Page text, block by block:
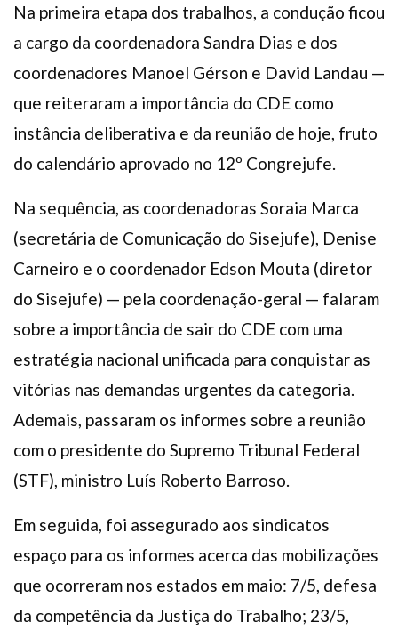
Na primeira etapa dos trabalhos, a condução ficou
a cargo da coordenadora Sandra Dias e dos
coordenadores Manoel Gérson e David Landau —
que reiteraram a importância do CDE como
instância deliberativa e da reunião de hoje, fruto
do calendário aprovado no 12º Congrejufe.
Na sequência, as coordenadoras Soraia Marca
(secretária de Comunicação do Sisejufe), Denise
Carneiro e o coordenador Edson Mouta (diretor
do Sisejufe) — pela coordenação-geral — falaram
sobre a importância de sair do CDE com uma
estratégia nacional unificada para conquistar as
vitórias nas demandas urgentes da categoria.
Ademais, passaram os informes sobre a reunião
com o presidente do Supremo Tribunal Federal
(STF), ministro Luís Roberto Barroso.
Em seguida, foi assegurado aos sindicatos
espaço para os informes acerca das mobilizações
que ocorreram nos estados em maio: 7/5, defesa
da competência da Justiça do Trabalho; 23/5,